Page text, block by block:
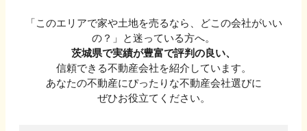
「このエリアで家や土地を売るなら、どこの会社がいい
の？」と迷っている方へ。
茨城県で実績が豊富で評判の良い、
信頼できる不動産会社を紹介しています。
あなたの不動産にぴったりな不動産会社選びに
ぜひお役立てください。